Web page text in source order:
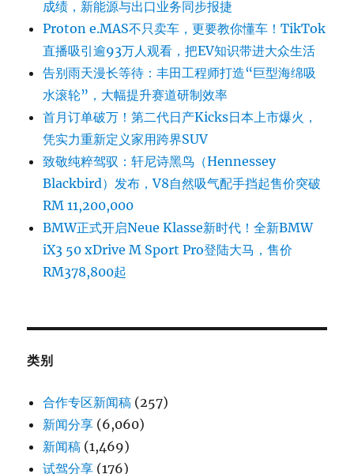
成绩，新能源与出口业务同步报捷
Proton e.MAS不只卖车，更要教你懂车！TikTok
直播吸引逾93万人观看，把EV知识带进大众生活
告别雨天漫长等待：丰田工程师打造“巨型海绵吸
水滚轮”，大幅提升赛道研制效率
首月订单破万！第二代日产Kicks日本上市爆火，
凭实力重新定义家用跨界SUV
致敬纯粹驾驭：轩尼诗黑鸟（Hennessey
Blackbird）发布，V8自然吸气配手挡起售价突破
RM 11,200,000
BMW正式开启Neue Klasse新时代！全新BMW
iX3 50 xDrive M Sport Pro登陆大马，售价
RM378,800起
类别
合作专区新闻稿 (257)
新闻分享 (6,060)
新闻稿 (1,469)
试驾分享 (176)